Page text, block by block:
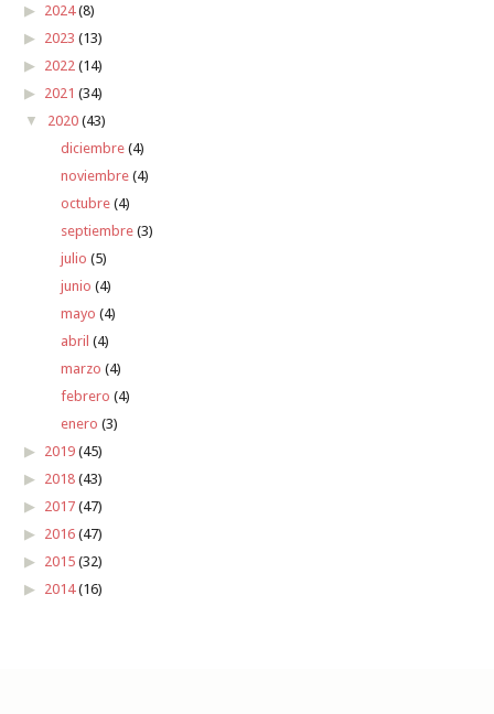
2024(8)
2023 (13)
2022 (14)
2021 (34)
2020 (43)
diciembre(4)
noviembre(4)
octubre(4)
septiembre(3)
julio (5)
junio (4)
mayo (4)
abril (4)
marzo (4)
febrero (4)
enero (3)
2019 (45)
2018 (43)
2017 (47)
2016 (47)
2015 (32)
2014(16)